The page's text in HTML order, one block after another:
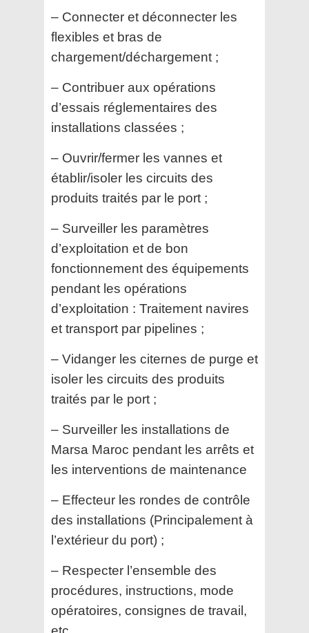
– Connecter et déconnecter les
flexibles et bras de
chargement/déchargement ;
– Contribuer aux opérations
d’essais réglementaires des
installations classées ;
– Ouvrir/fermer les vannes et
établir/isoler les circuits des
produits traités par le port ;
– Surveiller les paramètres
d’exploitation et de bon
fonctionnement des équipements
pendant les opérations
d’exploitation : Traitement navires
et transport par pipelines ;
– Vidanger les citernes de purge et
isoler les circuits des produits
traités par le port ;
– Surveiller les installations de
Marsa Maroc pendant les arrêts et
les interventions de maintenance
– Effecteur les rondes de contrôle
des installations (Principalement à
l’extérieur du port) ;
– Respecter l’ensemble des
procédures, instructions, mode
opératoires, consignes de travail,